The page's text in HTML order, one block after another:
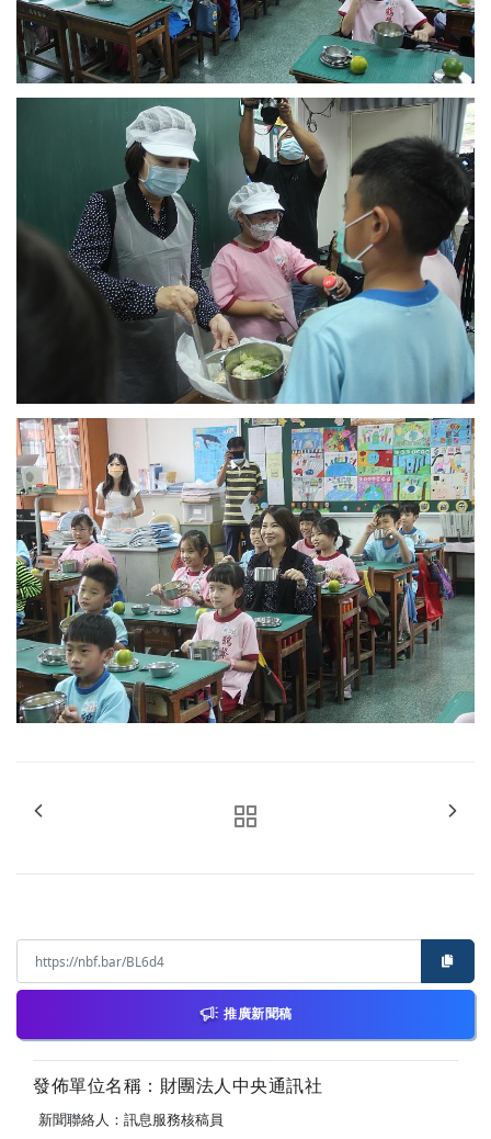
推廣新聞稿
發佈單位名稱：財團法人中央通訊社
新聞聯絡人：訊息服務核稿員